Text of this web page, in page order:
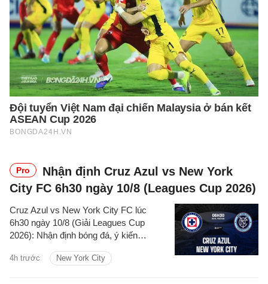
Pro
Nhận định Cruz Azul vs New York
City FC 6h30 ngày 10/8 (Leagues Cup 2026)
4h trước New York City
Cruz Azul vs New York City FC lúc
6h30 ngày 10/8 (Giải Leagues Cup
2026): Nhận định bóng đá, ý kiến
thống kê trận đấu.